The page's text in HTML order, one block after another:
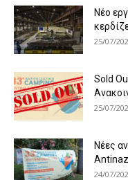
Νέο
25/07/
Sold
25/07/
Νέες
24/07/